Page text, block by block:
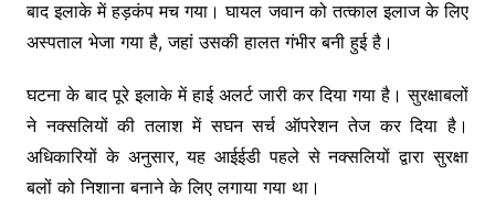
बाद इलाके में हड़कंप मच गया। घायल जवान को तत्काल इलाज के लिए
अस्पताल भेजा गया है, जहां उसकी हालत गंभीर बनी हुई है।
घटना के बाद पूरे इलाके में हाई अलर्ट जारी कर दिया गया है। सुरक्षाबलों
ने नक्सलियों की तलाश में सघन सर्च ऑपरेशन तेज कर दिया है।
अधिकारियों के अनुसार, यह आईईडी पहले से नक्सलियों द्वारा सुरक्षा
बलों को निशाना बनाने के लिए लगाया गया था।